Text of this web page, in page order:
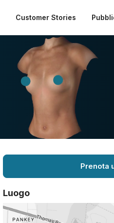
Customer Stories
Prenota
Luogo